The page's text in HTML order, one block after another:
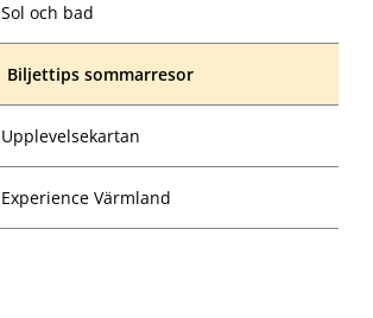
Sol och bad
Biljettips sommarresor
Upplevelsekartan
Experience Värmland